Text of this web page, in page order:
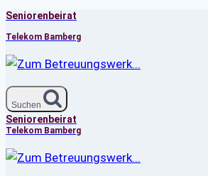
Zum
Inhalt
springen
Seniorenbeirat
Telekom Bamberg
Suchen
Seniorenbeirat
Telekom Bamberg